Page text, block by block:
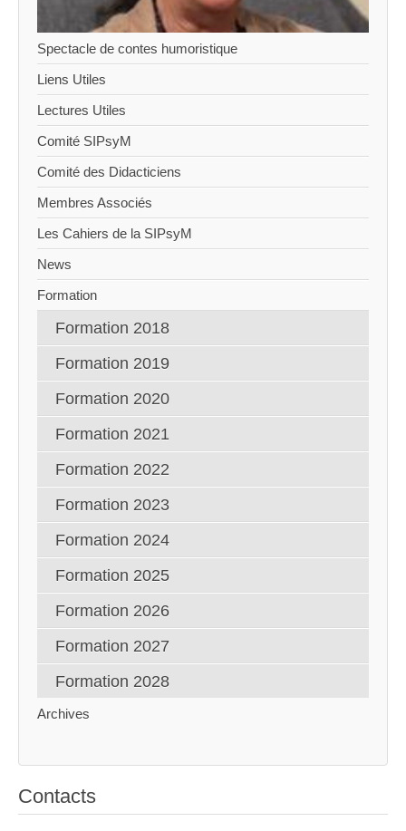
Spectacle de contes humoristique
Liens Utiles
Lectures Utiles
Comité SIPsyM
Comité des Didacticiens
Membres Associés
Les Cahiers de la SIPsyM
News
Formation
Formation 2018
Formation 2019
Formation 2020
Formation 2021
Formation 2022
Formation 2023
Formation 2024
Formation 2025
Formation 2026
Formation 2027
Formation 2028
Archives
Contacts